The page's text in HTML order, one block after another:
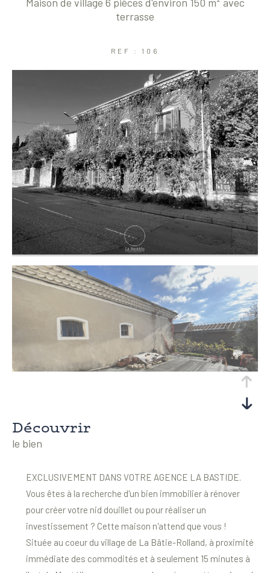
terrasse
REF : 106
découvrir
le bien
EXCLUSIVEMENT DANS VOTRE AGENCE LA BASTIDE.
Vous êtes à la recherche d'un bien immobilier à rénover
pour créer votre nid douillet ou pour réaliser un
investissement ? Cette maison n'attend que vous !
Située au coeur du village de La Bâtie-Rolland, à proximité
immédiate des commodités et à seulement 15 minutes à
RECHERCHER